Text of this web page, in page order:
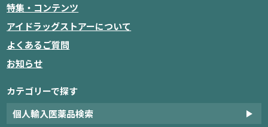
特集・コンテンツ
アイドラッグストアーについて
よくあるご質問
お知らせ
カテゴリーで探す
個人輸入医薬品検索